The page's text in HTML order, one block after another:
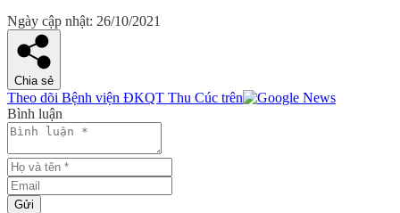
Ngày cập nhật: 26/10/2021
Chia sẻ
Theo dõi Bệnh viện ĐKQT Thu Cúc trên
Bình luận
Gửi